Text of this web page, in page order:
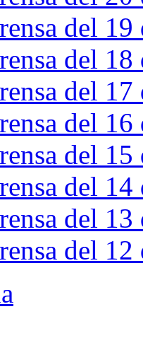
del
del
del
del
del
del
del
del